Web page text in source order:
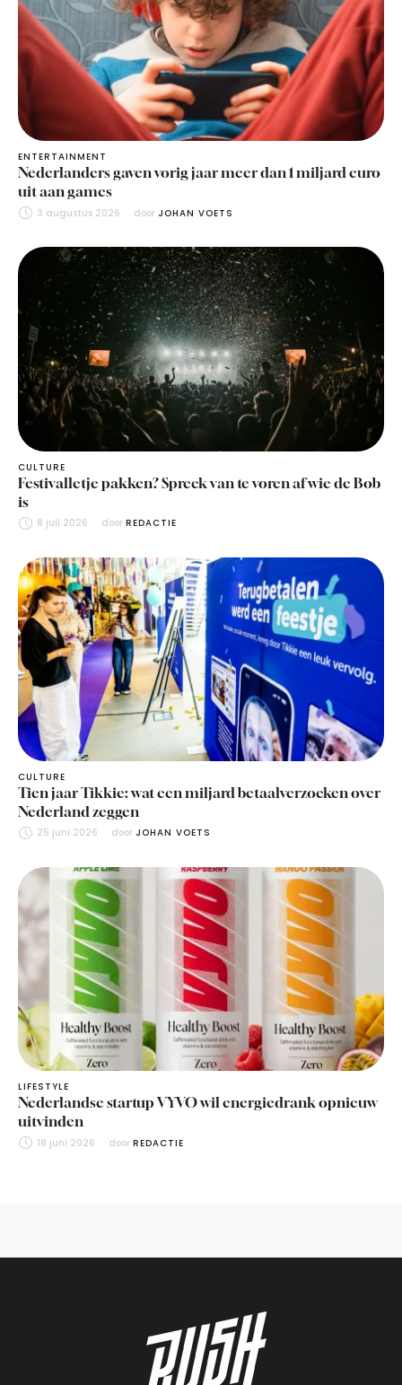
ENTERTAINMENT
Nederlanders gaven vorig jaar meer dan 1 miljard euro
uit aan games
3 augustus 2026 door JOHAN VOETS
CULTURE
Festivalletje pakken? Spreek van te voren af wie de Bob
is
8 juli 2026 door REDACTIE
CULTURE
Tien jaar Tikkie: wat een miljard betaalverzoeken over
Nederland zeggen
25 juni 2026 door JOHAN VOETS
LIFESTYLE
Nederlandse startup VYVO wil energiedrank opnieuw
uitvinden
18 juni 2026 door REDACTIE